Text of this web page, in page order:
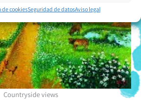
cookiesSeguridad de datosAviso legal
Countryside views